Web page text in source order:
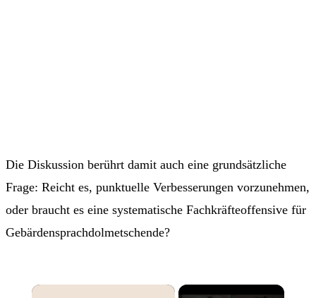
Die Diskussion berührt damit auch eine grundsätzliche
Frage: Reicht es, punktuelle Verbesserungen vorzunehmen,
oder braucht es eine systematische Fachkräfteoffensive für
Gebärdensprachdolmetschende?
×